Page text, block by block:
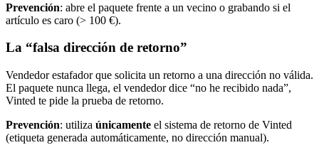
Prevención: abre el paquete frente a un vecino o grabando si el
artículo es caro (> 100 €).
La “falsa dirección de retorno”
Vendedor estafador que solicita un retorno a una dirección no válida.
El paquete nunca llega, el vendedor dice “no he recibido nada”,
Vinted te pide la prueba de retorno.
Prevención: utiliza únicamente el sistema de retorno de Vinted
(etiqueta generada automáticamente, no dirección manual).